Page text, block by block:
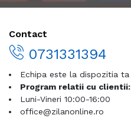
Contact
0731331394
Echipa este la dispozitia ta
Program relatii cu clientii:
Luni-Vineri 10:00-16:00
office@zilanonline.ro